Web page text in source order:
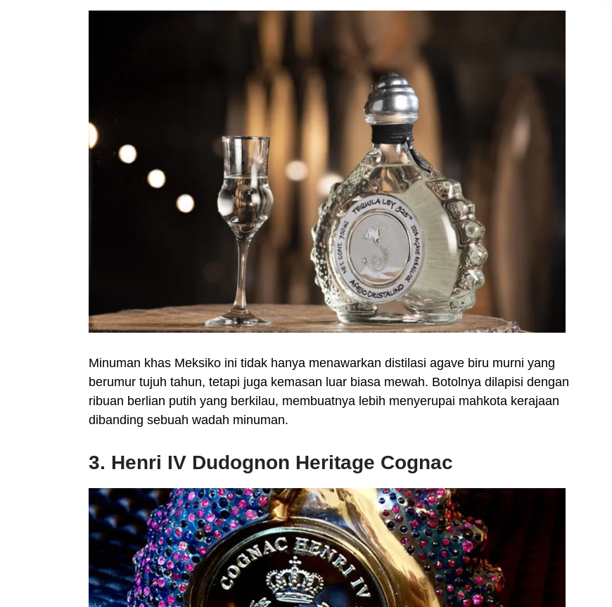
Minuman khas Meksiko ini tidak hanya menawarkan distilasi agave biru murni yang
berumur tujuh tahun, tetapi juga kemasan luar biasa mewah. Botolnya dilapisi dengan
ribuan berlian putih yang berkilau, membuatnya lebih menyerupai mahkota kerajaan
dibanding sebuah wadah minuman.
3. Henri IV Dudognon Heritage Cognac